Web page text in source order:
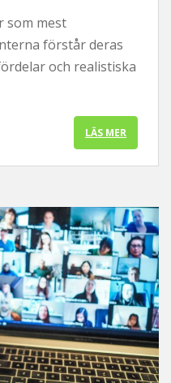
som mest
förstår deras
och realistiska
LÄS MER